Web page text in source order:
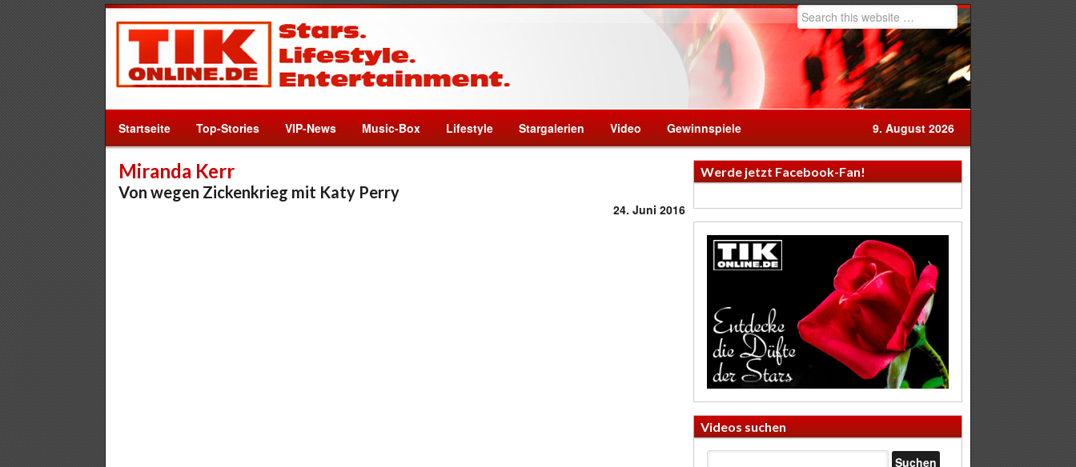
Startseite Top-Stories VIP-News Music-Box Lifestyle Stargalerien Video Gewinnspiele 9. August 2026
Miranda Kerr
Von wegen Zickenkrieg mit Katy Perry
24. Juni 2016
Werde jetzt Facebook-Fan!
Videos suchen